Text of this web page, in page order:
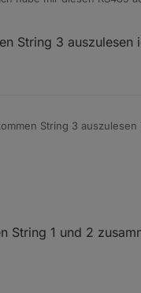
die Stecker
Den USB
String 3
String 3
String 1 und 2